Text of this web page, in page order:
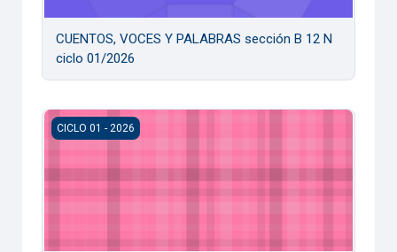
CUENTOS, VOCES Y PALABRAS sección B 12 N
ciclo 01/2026
CUENTOS, VOCES Y PALABRAS sección A 13 V ciclo 01/
CICLO 01 - 2026